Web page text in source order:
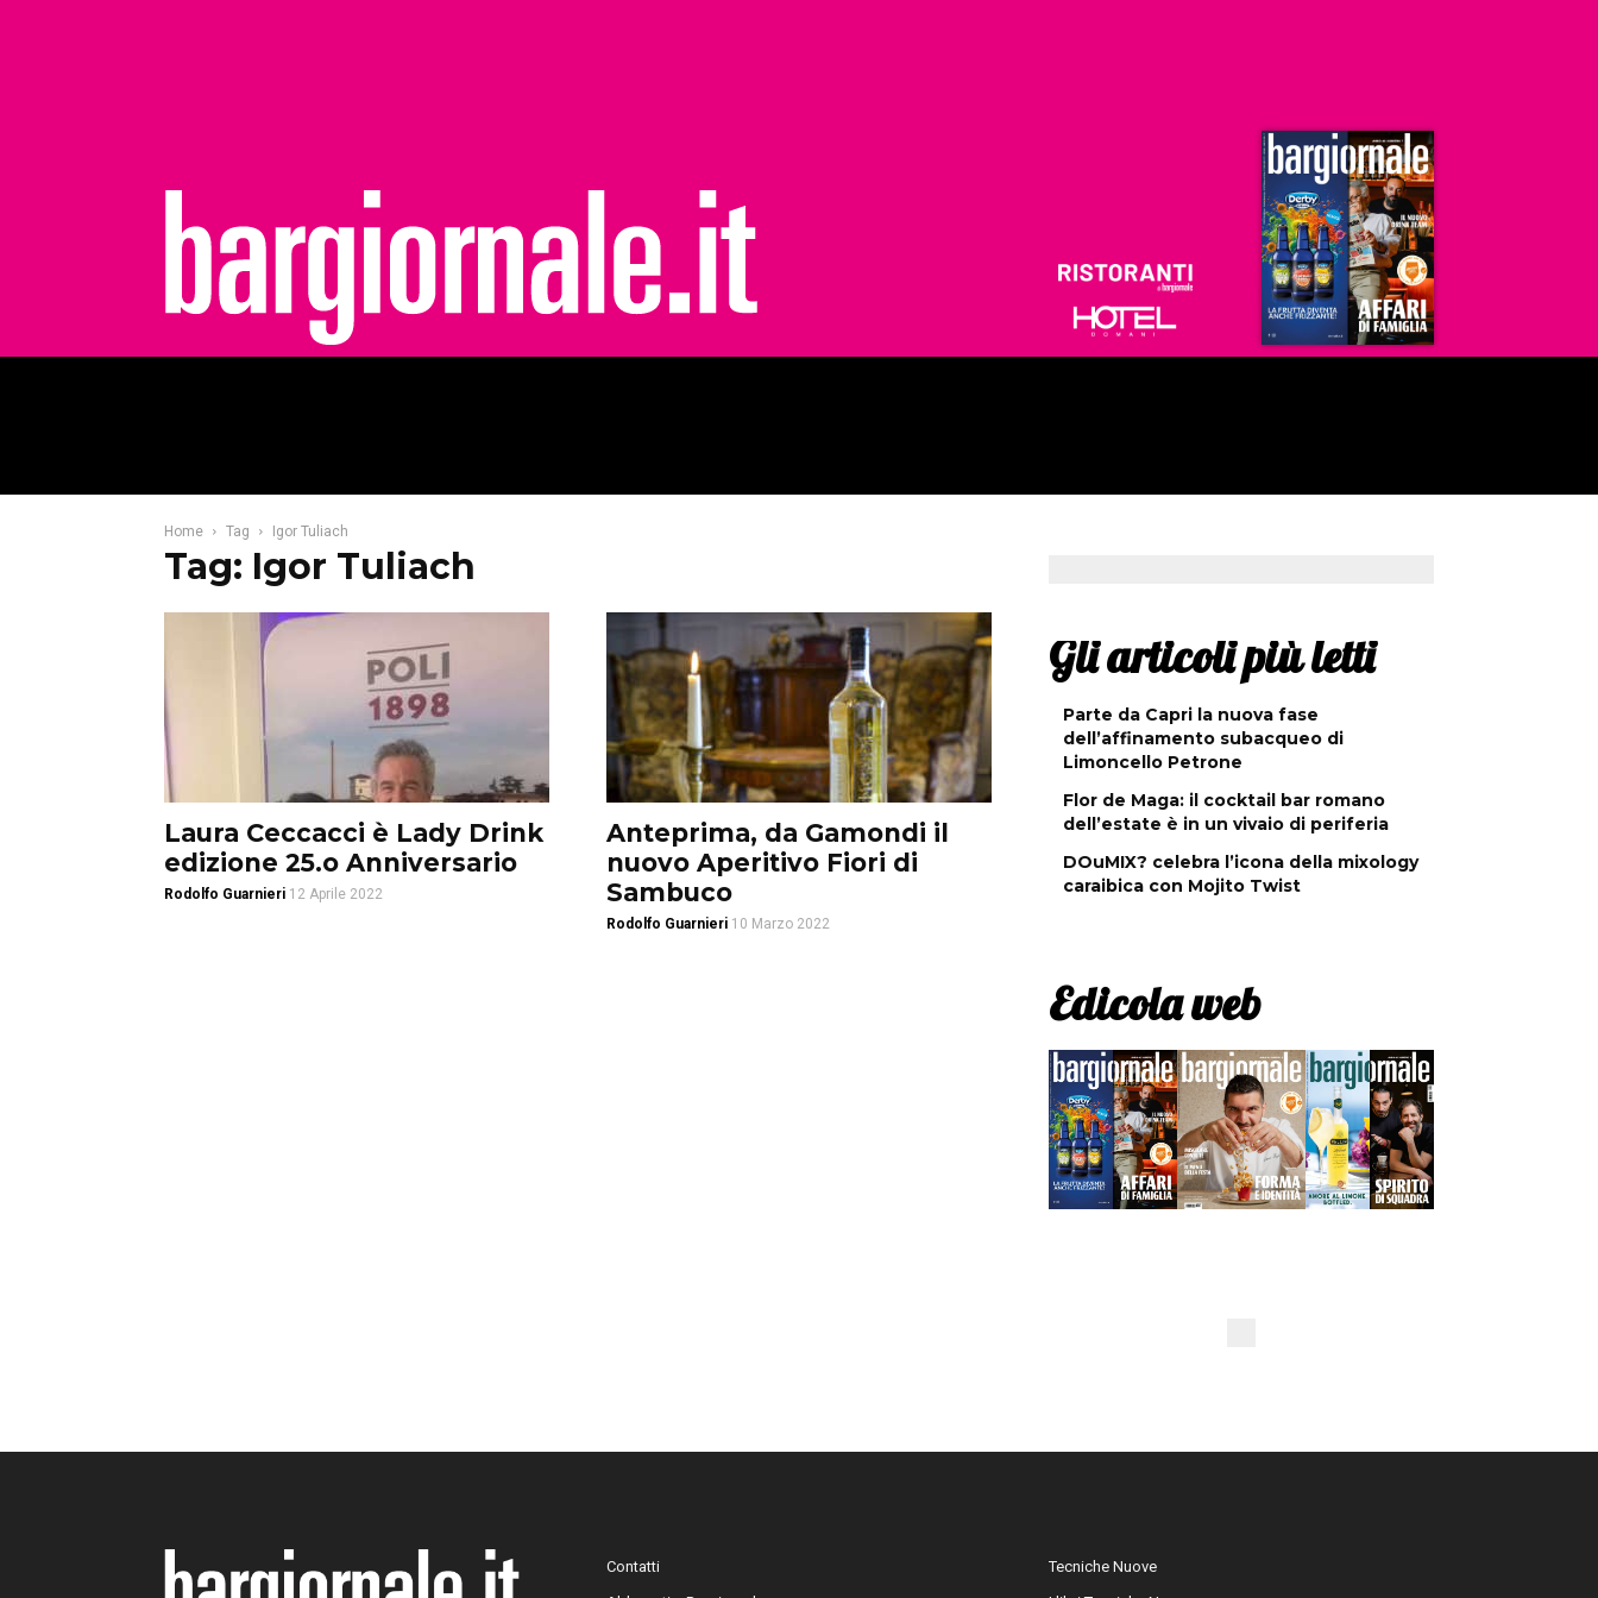
Ristoranti
Hoteldomani
Home Tag Igor Tuliach
Tag: Igor Tuliach
Laura Ceccacci è Lady Drink
edizione 25.o Anniversario
Rodolfo Guarnieri 12 Aprile 2022
Anteprima, da Gamondi il
nuovo Aperitivo Fiori di
Sambuco
Rodolfo Guarnieri 10 Marzo 2022
Gli articoli più letti
Parte da Capri la nuova fase
dell’affinamento subacqueo di
Limoncello Petrone
Flor de Maga: il cocktail bar romano
dell’estate è in un vivaio di periferia
DOuMIX? celebra l’icona della mixology
caraibica con Mojito Twist
Edicola web
Contatti
Tecniche Nuove